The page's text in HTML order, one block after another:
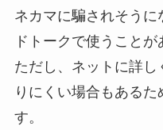
ネカマに騙されそう
ドトークで使うことが
ただし、ネットに詳
りにくい場合もある
す。